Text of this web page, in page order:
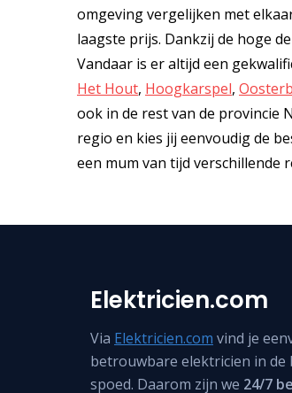
omgeving vergelijken met
laagste prijs. Dankzij de hoge
Vandaar is er altijd een
Het Hout, Hoogkarspel,
ook in de rest van de provincie
regio en kies jij eenvoudig de
een mum van tijd verschillende
Elektricien.com
Via Elektricien.com vind je
betrouwbare elektricien in de
spoed. Daarom zijn we 24/7